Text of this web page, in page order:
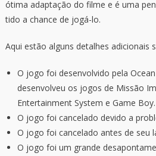
ótima adaptação do filme e é uma
tido a chance de jogá-lo.
Aqui estão alguns detalhes adicionais
O jogo foi desenvolvido pela
desenvolveu os jogos de Missão
Entertainment System e Game Boy.
O jogo foi cancelado devido a
O jogo foi cancelado antes de seu
O jogo foi um grande